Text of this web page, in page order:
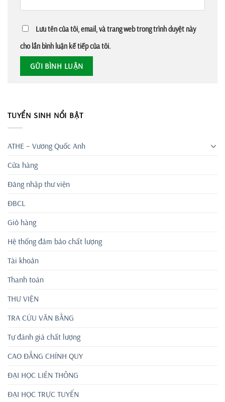
Lưu tên của tôi, email, và trang web trong trình duyệt này
cho lần bình luận kế tiếp của tôi.
TUYỂN SINH NỔI BẬT
ATHE – Vương Quốc Anh
Cửa hàng
Đăng nhập thư viện
ĐBCL
Giỏ hàng
Hệ thống đảm bảo chất lượng
Tài khoản
Thanh toán
THƯ VIỆN
TRA CỨU VĂN BẰNG
Tự đánh giá chất lượng
CAO ĐẲNG CHÍNH QUY
ĐẠI HỌC LIÊN THÔNG
ĐẠI HỌC TRỰC TUYẾN